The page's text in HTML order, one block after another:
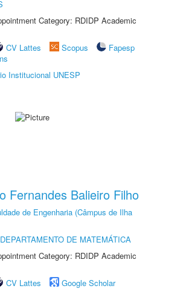
Category: RDIDP Academic
CV Lattes Scopus
Fapesp
Institucional UNESP
Fernandes Balieiro Filho
de Engenharia (Câmpus de Ilha
DEPARTAMENTO DE MATEMÁTICA
Category: RDIDP Academic
CV Lattes
Google Scholar